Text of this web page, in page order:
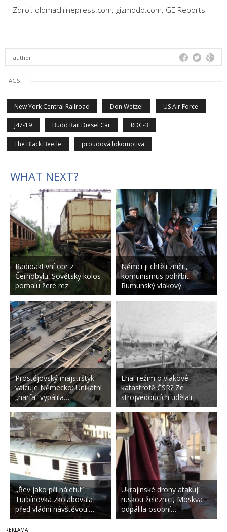
Zdroj: oldmachinepress.com; gizmodo.com; GE Reports
author:
TAGS
New York Central Railroad Don Wetzel US Air Force
J47-19 Budd Rail Diesel Car RDC-3
The Black Beetle proudová lokomotiva
WHAT NEXT?
Radioaktivní obr z
Černobylu: Sovětský kolos
pomalu žere rez
Prostějovský majstrštyk
válcuje Německo: Unikátní
„harfa“ vypálila…
„Řev jako při náletu!“
Turbínovka zkolabovala
před vládní návštěvou.…
Němci ji chtěli zničit,
komunismus pohřbít.
Rumunský vlakový…
Lhal režim o vlakové
katastrofě ČSR? Ze
strojvedoucích udělali…
Ukrajinské drony atakují
ruskou železnici, Moskva
odpálila osobní…